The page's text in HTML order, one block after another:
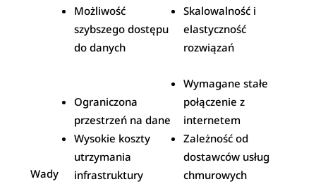
Możliwość
szybszego dostępu
do danych
Skalowalność i
elastyczność
rozwiązań
Wady
Ograniczona
przestrzeń na dane
Wysokie koszty
utrzymania
infrastruktury
Wymagane stałe
połączenie z
internetem
Zależność od
dostawców usług
chmurowych